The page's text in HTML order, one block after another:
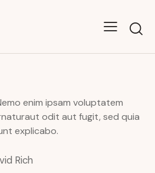
enim ipsam voluptatem
odit aut fugit, sed quia
explicabo.
Rich